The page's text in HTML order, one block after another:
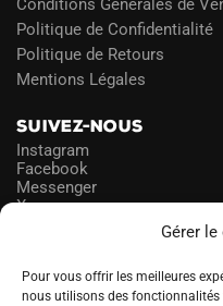
Gérer
Pour vous offrir les meilleures
nous utilisons des fonctionnalités
Politique de Confidentialité
Politique de Retours
Mentions Légales
SUIVEZ-NOUS
Instagram
Facebook
Messenger
X